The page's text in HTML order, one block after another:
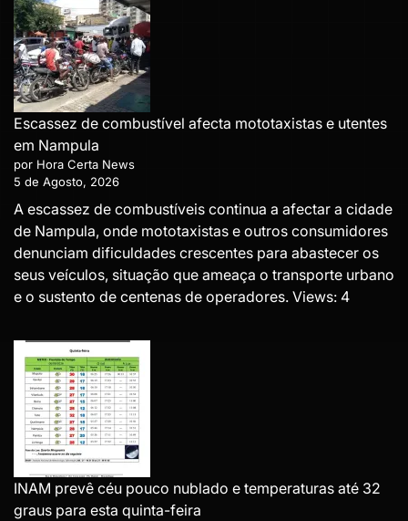
Escassez de combustível afecta mototaxistas e utentes
em Nampula
por Hora Certa News
5 de Agosto, 2026
A escassez de combustíveis continua a afectar a cidade
de Nampula, onde mototaxistas e outros consumidores
denunciam dificuldades crescentes para abastecer os
seus veículos, situação que ameaça o transporte urbano
e o sustento de centenas de operadores. Views: 4
INAM prevê céu pouco nublado e temperaturas até 32
graus para esta quinta-feira